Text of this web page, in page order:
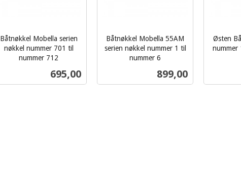
Båtnøkkel Mobella serien
nøkkel nummer 701 til
nummer 712
Pris
695,00
Båtnøkkel Mobella 55AM
serien nøkkel nummer 1 til
nummer 6
Pris
899,00
Østen
nummer